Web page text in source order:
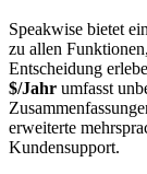
Speakwise bietet
zu allen
Entscheidung
$/Jahr umfasst
erweiterte
Kundensupport.